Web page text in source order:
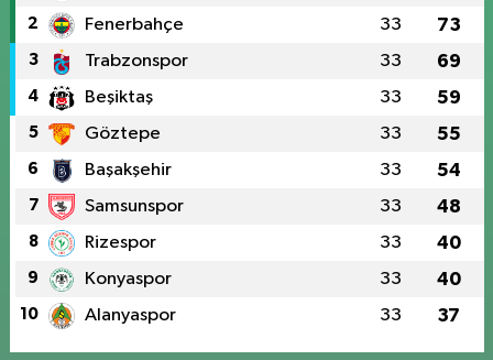
2 Fenerbahçe 33 73
3 Trabzonspor 33 69
4 Beşiktaş 33 59
5 Göztepe 33 55
6 Başakşehir 33 54
7 Samsunspor 33 48
8 Rizespor 33 40
9 Konyaspor 33 40
10 Alanyaspor 33 37